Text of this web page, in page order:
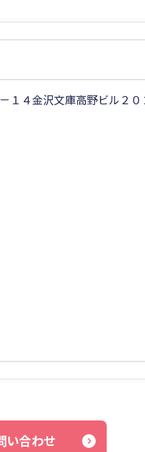
１４金沢文庫高野ビル２０
い合わせ